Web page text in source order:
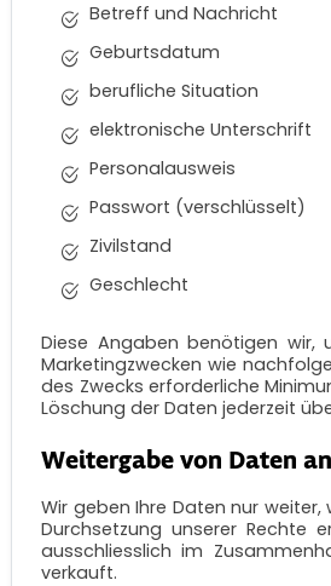
Betreff und Nachricht
Geburtsdatum
berufliche Situation
elektronische Unterschrift
Personalausweis
Passwort (verschlüsselt)
Zivilstand
Geschlecht
Diese Angaben benötigen wir,
Marketingzwecken wie
des Zwecks erforderliche
Löschung der Daten jederzeit
Weitergabe von Daten
Wir geben Ihre Daten nur
Durchsetzung unserer Rechte
ausschliesslich im
verkauft.